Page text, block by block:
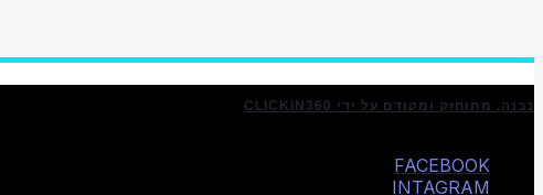
נבנה, מתוחזק ומקודם על ידי CLICKIN360
FACEBOOK
INTAGRAM